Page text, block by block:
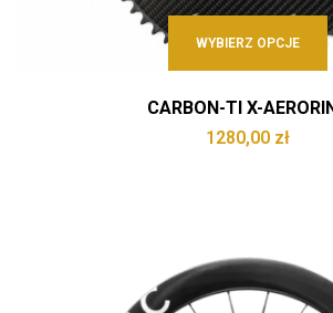
WYBIERZ OPCJE
CARBON-TI X-
1280,00 zł